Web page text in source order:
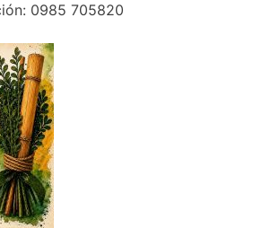
0985 705820